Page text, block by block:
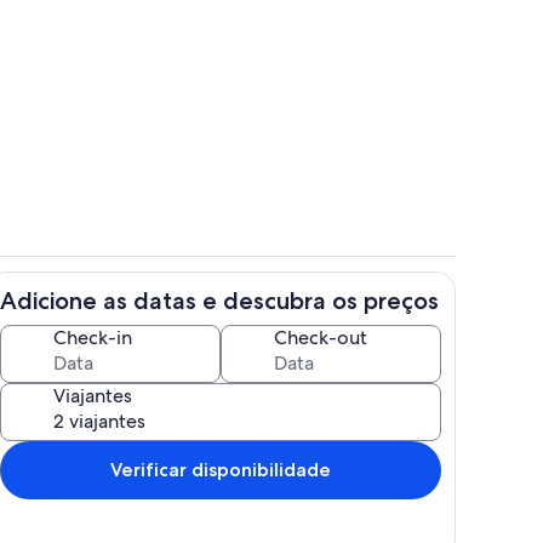
Parte interna
Adicione as datas e descubra os preços
Check-in Check-out
Viajantes
Verificar disponibilidade